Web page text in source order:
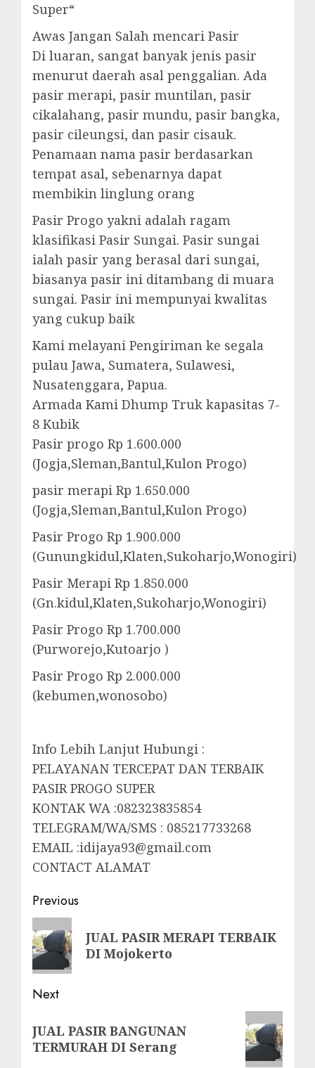
Super“
Awas Jangan Salah mencari Pasir
Di luaran, sangat banyak jenis pasir
menurut daerah asal penggalian. Ada
pasir merapi, pasir muntilan, pasir
cikalahang, pasir mundu, pasir bangka,
pasir cileungsi, dan pasir cisauk.
Penamaan nama pasir berdasarkan
tempat asal, sebenarnya dapat
membikin linglung orang
Pasir Progo yakni adalah ragam
klasifikasi Pasir Sungai. Pasir sungai
ialah pasir yang berasal dari sungai,
biasanya pasir ini ditambang di muara
sungai. Pasir ini mempunyai kwalitas
yang cukup baik
Kami melayani Pengiriman ke segala
pulau Jawa, Sumatera, Sulawesi,
Nusatenggara, Papua.
Armada Kami Dhump Truk kapasitas 7-
8 Kubik
Pasir progo Rp 1.600.000
(Jogja,Sleman,Bantul,Kulon Progo)
pasir merapi Rp 1.650.000
(Jogja,Sleman,Bantul,Kulon Progo)
Pasir Progo Rp 1.900.000
(Gunungkidul,Klaten,Sukoharjo,Wonogiri)
Pasir Merapi Rp 1.850.000
(Gn.kidul,Klaten,Sukoharjo,Wonogiri)
Pasir Progo Rp 1.700.000
(Purworejo,Kutoarjo )
Pasir Progo Rp 2.000.000
(kebumen,wonosobo)
Info Lebih Lanjut Hubungi :
PELAYANAN TERCEPAT DAN TERBAIK
PASIR PROGO SUPER
KONTAK WA :082323835854
TELEGRAM/WA/SMS : 085217733268
EMAIL :idijaya93@gmail.com
CONTACT ALAMAT
Post
navigation
Previous
Previous
post:
JUAL PASIR MERAPI TERBAIK
DI Mojokerto
Next
post:
JUAL PASIR BANGUNAN
TERMURAH DI Serang